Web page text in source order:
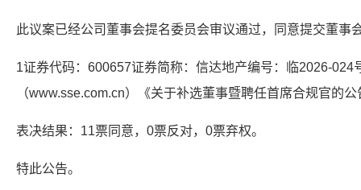
此议案已经公司董事会提名委员会审议通过，同意提交董事
1证券代码：600657证券简称：信达地产编号：临2026-024
（www.sse.com.cn）《关于补选董事暨聘任首席合规官的
表决结果：11票同意，0票反对，0票弃权。
特此公告。